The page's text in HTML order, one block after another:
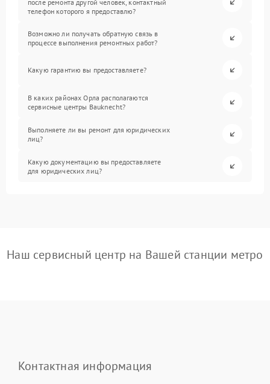
после ремонта другой человек, контактный
телефон которого я предоставлю?
Возможно ли получать обратную связь в
процессе выполнения ремонтных работ?
Какую гарантию вы предоставляете?
В каких районах Орла располагаются
сервисные центры Bauknecht?
Выполняете ли вы ремонт для юридических
лиц?
Какую документацию вы предоставляете
для юридических лиц?
Наш сервисный центр на Вашей станции метро
Контактная информация